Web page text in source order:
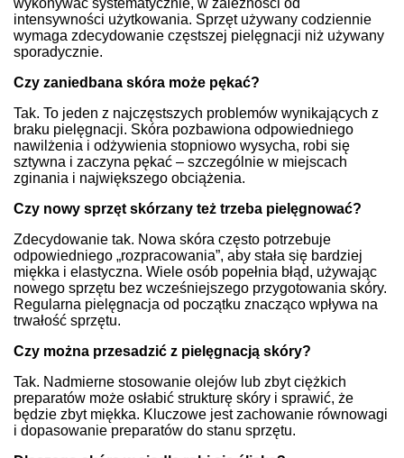
wykonywać systematycznie, w zależności od
intensywności użytkowania. Sprzęt używany codziennie
wymaga zdecydowanie częstszej pielęgnacji niż używany
sporadycznie.
Czy zaniedbana skóra może pękać?
Tak. To jeden z najczęstszych problemów wynikających z
braku pielęgnacji. Skóra pozbawiona odpowiedniego
nawilżenia i odżywienia stopniowo wysycha, robi się
sztywna i zaczyna pękać – szczególnie w miejscach
zginania i największego obciążenia.
Czy nowy sprzęt skórzany też trzeba pielęgnować?
Zdecydowanie tak. Nowa skóra często potrzebuje
odpowiedniego „rozpracowania”, aby stała się bardziej
miękka i elastyczna. Wiele osób popełnia błąd, używając
nowego sprzętu bez wcześniejszego przygotowania skóry.
Regularna pielęgnacja od początku znacząco wpływa na
trwałość sprzętu.
Czy można przesadzić z pielęgnacją skóry?
Tak. Nadmierne stosowanie olejów lub zbyt ciężkich
preparatów może osłabić strukturę skóry i sprawić, że
będzie zbyt miękka. Kluczowe jest zachowanie równowagi
i dopasowanie preparatów do stanu sprzętu.